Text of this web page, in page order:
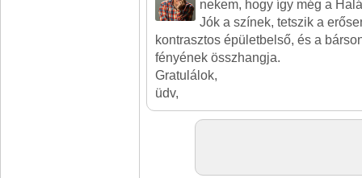
nekem, hogy így még a
Jók a színek, tetszik a
kontrasztos épületbelső, és a
fényének összhangja.
Gratulálok,
üdv,